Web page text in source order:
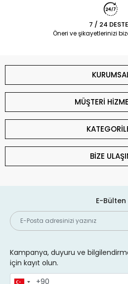
7 / 24
Öneri ve şikayetlerinizi
MÜŞTERİ
BİZE
E-Bülten
Kampanya, duyuru ve
için kayıt olun.